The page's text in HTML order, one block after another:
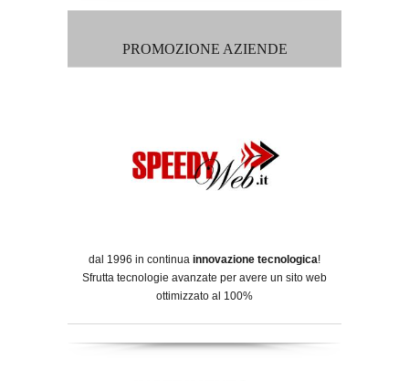
PROMOZIONE AZIENDE
dal 1996 in continua innovazione tecnologica!
Sfrutta tecnologie avanzate per avere un sito web
ottimizzato al 100%